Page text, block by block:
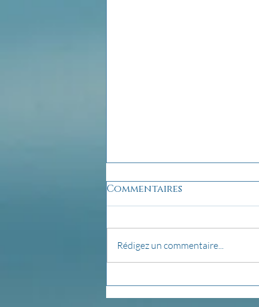
Th. Terestchenko...
Commentaires
Rédigez un commentaire...